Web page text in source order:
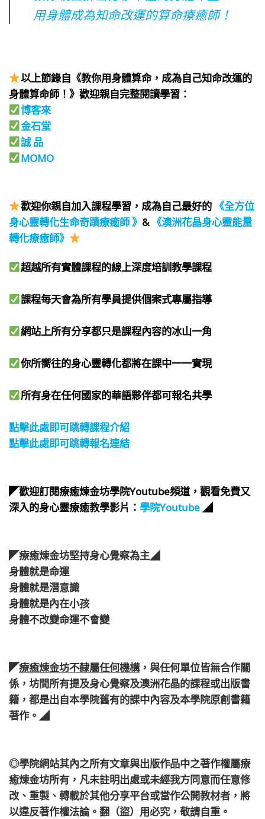
用身體成為知命改運的算命療癒師！
以上節錄自《教你用身體算命，成為自己知命改運的
身體算命師！》歡迎親自完整閱讀學習：
博客來
金石堂
誠 品
MOMO
歡迎你親自加入課程學習，成為自己最好的 《全方位
身心靈轉化生命奇蹟療癒師 》 & 《澳洲花晶身心靈能量
轉化療癒師》
超越所有實體課程的線上深度培訓教學課程​
課程每天會為所有學員提供個案式專屬指導​
網站上所有分享都只是課程內容的冰山一角​
你所嚮往的身心靈轉化都將在課中一一實現​
所有身在任何國家的華語夥伴都可報名共學​
點擊此處即可跳轉課程介紹
點擊此處即可跳轉報名連結
​◤歡迎訂閱療癒煉金坊學院Youtube頻道，觀看免費又
深入的身心靈療癒教學影片： 學院Youtube ◢
◤療癒煉金坊堅持身心覺察為主◢
身體就是命運
身體就是潛意識
身體就是內在小孩
身體不改變命運不會變
◤療癒煉金坊不隸屬任何機構，與任何單位皆無合作關
係，坊間所有提及身心覺察及澳洲花晶的課程或出版書
籍，都是出自本學院舊有的課中內容及本學院原創書籍
著作。◢
◎學院網站其內之所有文章與出版作品中之著作權屬療
癒煉金坊所有，凡未註明出處或未經我方同意而任意修
改、重製、轉載於其他分享平台或當作公開教材者，將
以違反著作權法論。翻（盜）用必究，敬請自重。